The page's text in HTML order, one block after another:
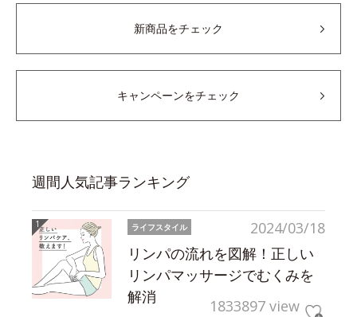
新商品をチェック
キャンペーンをチェック
週間人気記事ランキング
2024/03/18
ライフスタイル
リンパの流れを図解！正しい
リンパマッサージでむくみを
解消
1833897 view